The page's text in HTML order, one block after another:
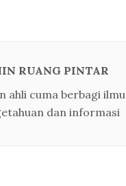
RUANG PINTAR
ahli cuma berbagi ilmu
dan informasi